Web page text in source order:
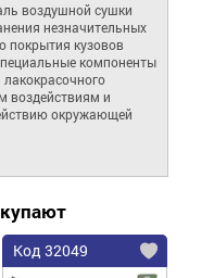
воздушной сушки
незначительных
покрытия кузовов
компоненты
воздействиям и
окружающей
Код 32049